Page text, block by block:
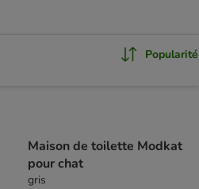
Popularité
Maison de toilette Modkat
pour chat
gris